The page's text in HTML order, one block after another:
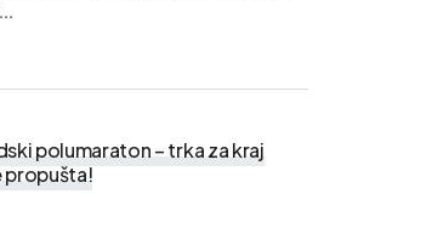
polumaraton – trka za kraj
propušta!